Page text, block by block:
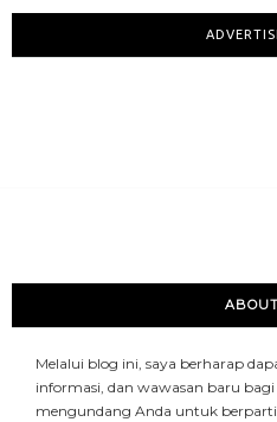
Melalui blog ini, saya berharap
informasi, dan wawasan baru
mengundang Anda untuk